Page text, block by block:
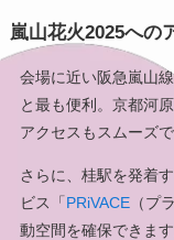
嵐山花火2025への
会場に近い阪急嵐山
と最も便利。京都河
アクセスもスムーズで
さらに、桂駅を発着
ビス「 PRiVACE（プ
動空間を確保できます